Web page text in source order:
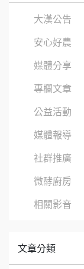
大漢公告
安心好農
媒體分享
專欄文章
公益活動
媒體報導
社群推廣
微酵廚房
相關影音
文章分類